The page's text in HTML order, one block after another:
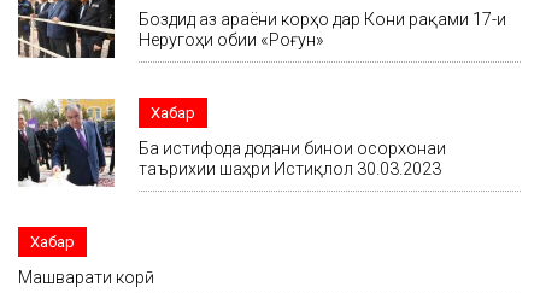
Боздид аз ҷараёни корҳо дар Кони рақами 17-и
Неругоҳи обии «Роғун»
Хабар
Ба истифода додани бинои осорхонаи
таърихии шаҳри Истиқлол 30.03.2023
Хабар
Машварати корӣ